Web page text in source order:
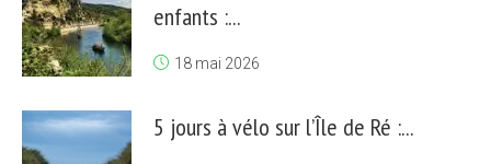
enfants :...
18 mai 2026
5 jours à vélo sur l’Île de Ré :...